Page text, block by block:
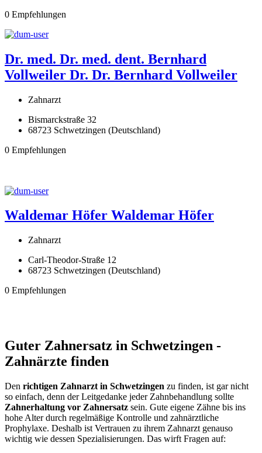
0 Empfehlungen
Dr. med. Dr. med. dent. Bernhard
Vollweiler Dr. Dr. Bernhard Vollweiler
Zahnarzt
Bismarckstraße 32
68723 Schwetzingen (Deutschland)
0 Empfehlungen
Waldemar Höfer Waldemar Höfer
Zahnarzt
Carl-Theodor-Straße 12
68723 Schwetzingen (Deutschland)
0 Empfehlungen
Guter Zahnersatz in Schwetzingen -
Zahnärzte finden
Den richtigen Zahnarzt in Schwetzingen zu finden, ist gar nicht
so einfach, denn der Leitgedanke jeder Zahnbehandlung sollte
Zahnerhaltung vor Zahnersatz sein. Gute eigene Zähne bis ins
hohe Alter durch regelmäßige Kontrolle und zahnärztliche
Prophylaxe. Deshalb ist Vertrauen zu ihrem Zahnarzt genauso
wichtig wie dessen Spezialisierungen. Das wirft Fragen auf: